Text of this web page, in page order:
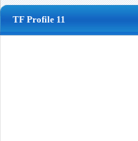
TF Profile 11